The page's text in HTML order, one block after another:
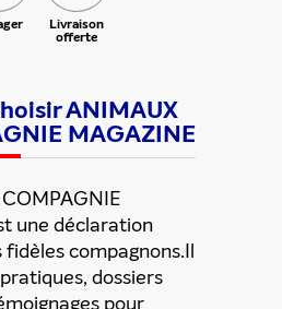
Livraison
offerte
cette offre
ANIMAUX
MAGAZINE
une déclaration
compagnons.Il
dossiers
pour